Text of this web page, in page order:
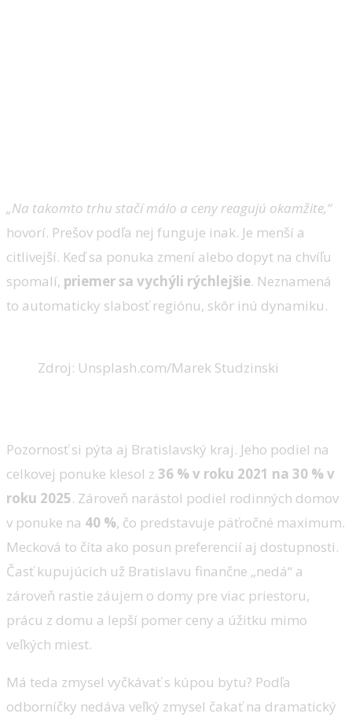
„Na takomto trhu stačí málo a ceny reagujú okamžite,“
hovorí. Prešov podľa nej funguje inak. Je menší a
citlivejší. Keď sa ponuka zmení alebo dopyt na chvíľu
spomalí, priemer sa vychýli rýchlejšie. Neznamená
to automaticky slabosť regiónu, skôr inú dynamiku.
Zdroj: Unsplash.com/Marek Studzinski
Pozornosť si pýta aj Bratislavský kraj. Jeho podiel na
celkovej ponuke klesol z 36 % v roku 2021 na 30 % v
roku 2025. Zároveň narástol podiel rodinných domov
v ponuke na 40 %, čo predstavuje päťročné maximum.
Mecková to číta ako posun preferencií aj dostupnosti.
Časť kupujúcich už Bratislavu finančne „nedá“ a
zároveň rastie záujem o domy pre viac priestoru,
prácu z domu a lepší pomer ceny a úžitku mimo
veľkých miest.
Má teda zmysel vyčkávať s kúpou bytu? Podľa
odborníčky nedáva veľký zmysel čakať na dramatický